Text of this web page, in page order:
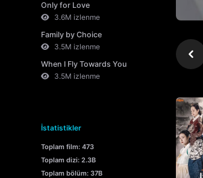
Only for Love
3.6M izlenme
Family by Choice
3.5M izlenme
When I Fly Towards You
3.5M izlenme
İstatistikler
Toplam film: 473
Toplam dizi: 2.3B
Toplam bölüm: 37B